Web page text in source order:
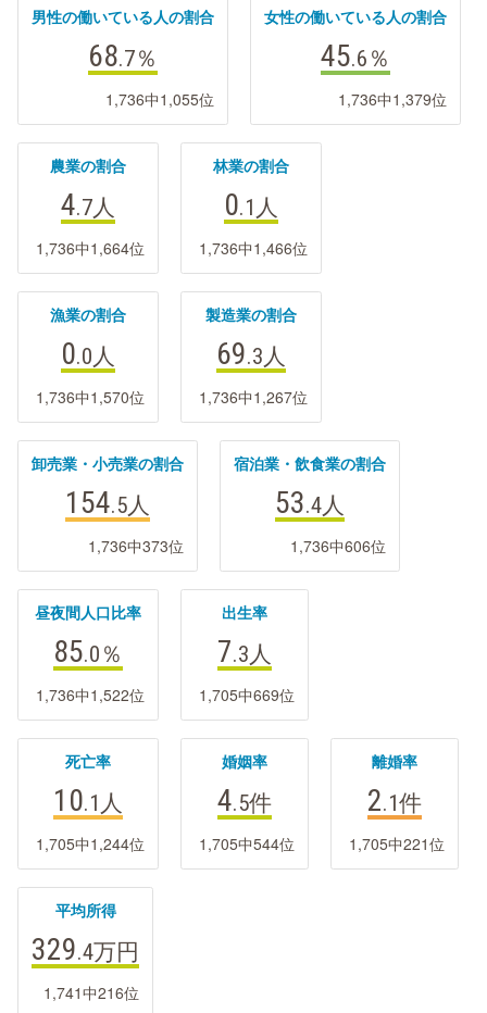
男性の働いている人の割合
68.7％
1,736中1,055位
女性の働いている人の割合
45.6 ％
1,736中1,379位
農業の割合
4.7人
1,736中1,664位
林業の割合
0.1 人
1,736中1,466位
漁業の割合
0.0人
1,736中1,570位
製造業の割合
69.3人
1,736中1,267位
卸売業・小売業の割合
154.5人
1,736中373位
宿泊業・飲食業の割合
53.4人
1,736中606位
昼夜間人口比率
85.0 ％
1,736中1,522位
出生率
7.3人
1,705中669位
死亡率
10.1 人
1,705中1,244位
婚姻率
4.5件
1,705中544位
離婚率
2.1件
1,705中221位
平均所得
329.4万円
1,741中216位